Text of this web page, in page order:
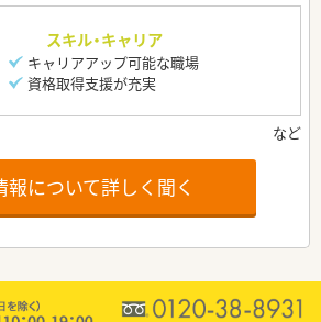
スキル・キャリア
キャリアアップ可能な職場
資格取得支援が充実
報について詳しく聞く